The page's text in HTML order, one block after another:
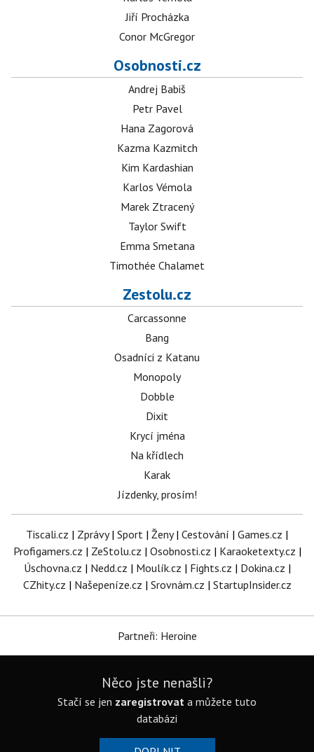
Jiří Procházka
Conor McGregor
Osobnosti.cz
Andrej Babiš
Petr Pavel
Hana Zagorová
Kazma Kazmitch
Kim Kardashian
Karlos Vémola
Marek Ztracený
Taylor Swift
Emma Smetana
Timothée Chalamet
Zestolu.cz
Carcassonne
Bang
Osadníci z Katanu
Monopoly
Dobble
Dixit
Krycí jména
Na křídlech
Karak
Jízdenky, prosím!
Tiscali.cz | Zprávy| Sport | Ženy| Cestování | Games.cz |
Profigamers.cz | ZeStolu.cz | Osobnosti.cz | Karaoketexty.cz |
Úschovna.cz | Nedd.cz | Moulík.cz | Fights.cz | Dokina.cz |
CZhity.cz | Našepeníze.cz | Srovnám.cz | StartupInsider.cz
Partneři: Heroine
Něco jste nenašli?
Stačí se jen zaregistrovat a můžete tuto
databázi